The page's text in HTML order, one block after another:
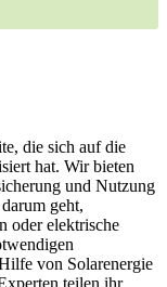
die sich auf die
hat. Wir bieten
und Nutzung
geht,
oder elektrische
von Solarenergie
teilen ihr